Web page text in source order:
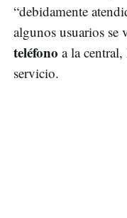
“debidamente
algunos usuarios se
teléfono a la
servicio.